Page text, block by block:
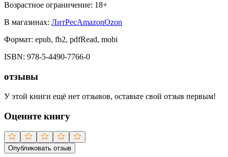
Возрастное ограничение: 18+
В магазинах: ЛитРесAmazonOzon
Формат: epub, fb2, pdfRead, mobi
ISBN: 978-5-4490-7766-0
отзывы
У этой книги ещё нет отзывов, оставьте свой отзыв первым!
Оцените книгу
Опубликовать отзыв